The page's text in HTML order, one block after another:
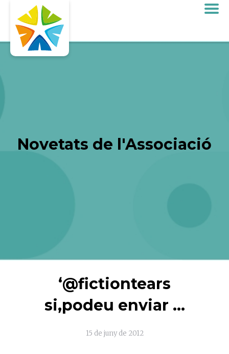
Novetats de l'Associació
‘@fictiontears
si,podeu enviar …
15 de juny de 2012